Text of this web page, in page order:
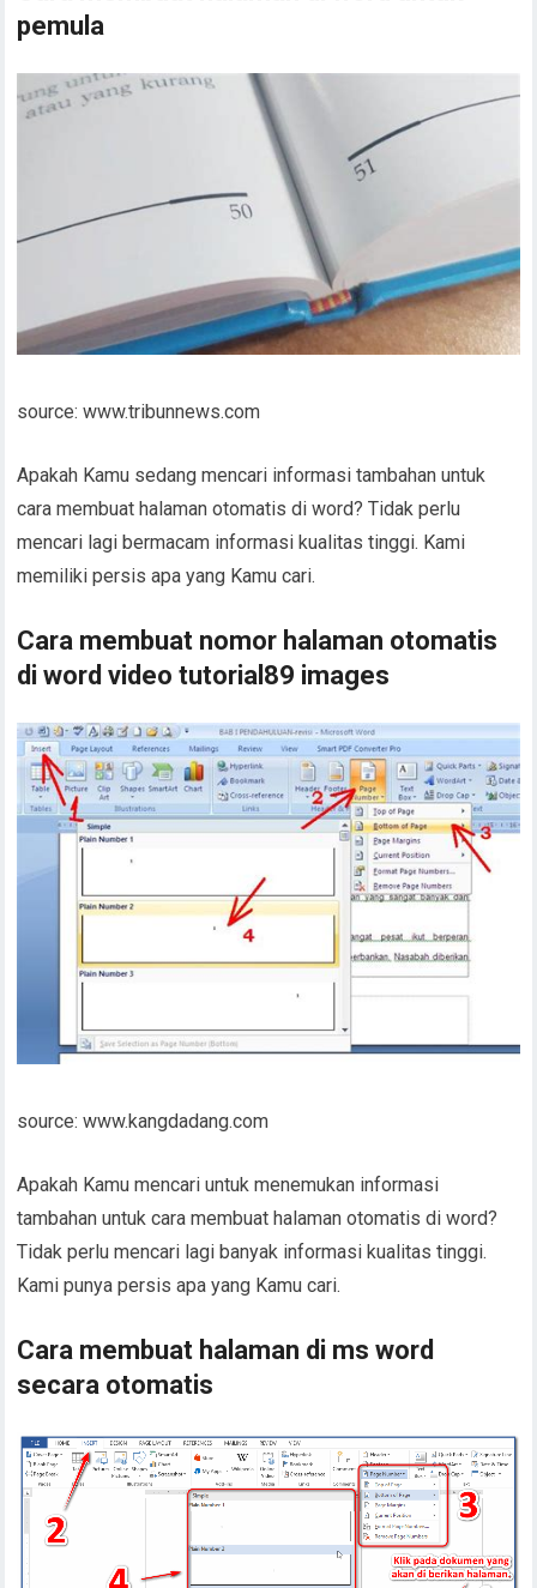
pemula
source: www.tribunnews.com
Apakah Kamu sedang mencari informasi tambahan untuk
cara membuat halaman otomatis di word? Tidak perlu
mencari lagi bermacam informasi kualitas tinggi. Kami
memiliki persis apa yang Kamu cari.
Cara membuat nomor halaman otomatis
di word video tutorial89 images
source: www.kangdadang.com
Apakah Kamu mencari untuk menemukan informasi
tambahan untuk cara membuat halaman otomatis di word?
Tidak perlu mencari lagi banyak informasi kualitas tinggi.
Kami punya persis apa yang Kamu cari.
Cara membuat halaman di ms word
secara otomatis